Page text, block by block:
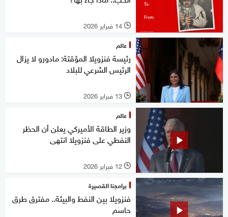
l 14 فبراير 2026
عالم
رئيسة فنزويلا المؤقتة: مادورو لا يزال
الرئيس الشرعي للبلاد
l 13 فبراير 2026
عالم
وزير الطاقة الأميركي يعلن أن الحظر
النفطي على فنزويلا انتهى
l 12 فبراير 2026
برامجنا القصيرة
فنزويلا بين النفط والبيئة.. مفترق طرق
حاسم